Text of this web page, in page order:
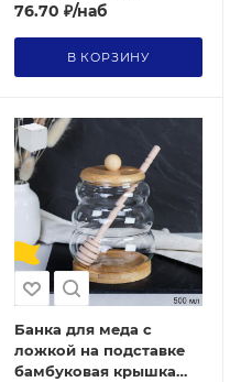
76.70 ₽/наб
В КОРЗИНУ
Банка для меда с
ложкой на подставке
бамбуковая крышка